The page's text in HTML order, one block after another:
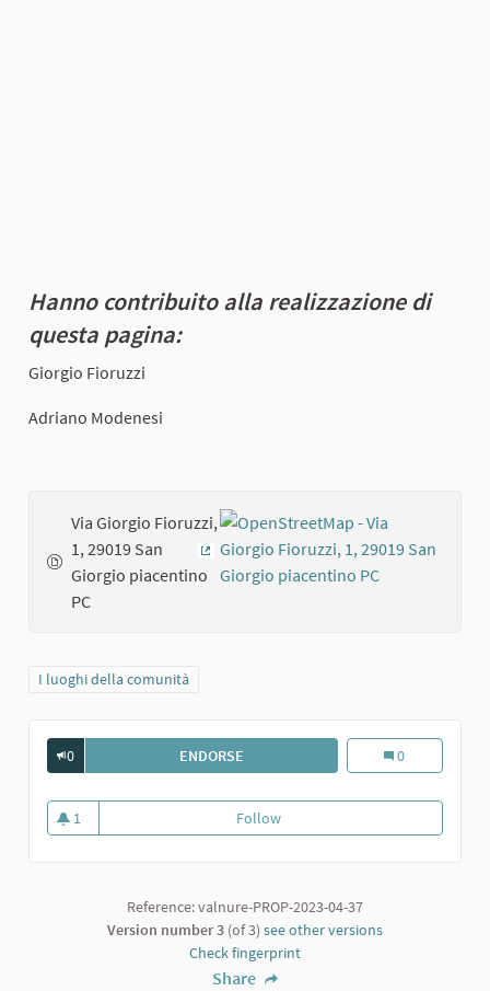
Hanno contribuito alla realizzazione di
questa pagina:
Giorgio Fioruzzi
Adriano Modenesi
Via Giorgio Fioruzzi,
1, 29019 San
Giorgio piacentino
PC
(External link)
Filter results for category: I luoghi della comunità
I luoghi della comunità
0 ENDORSE LA D.A.F. A SAN GIORGIOLa D.A.F. a San
0
1
1 follower
FollowLa D.A.F. a San Giorgio
Reference: valnure-PROP-2023-04-37
Version number 3 (of 3) see other versions
Check fingerprint
Share